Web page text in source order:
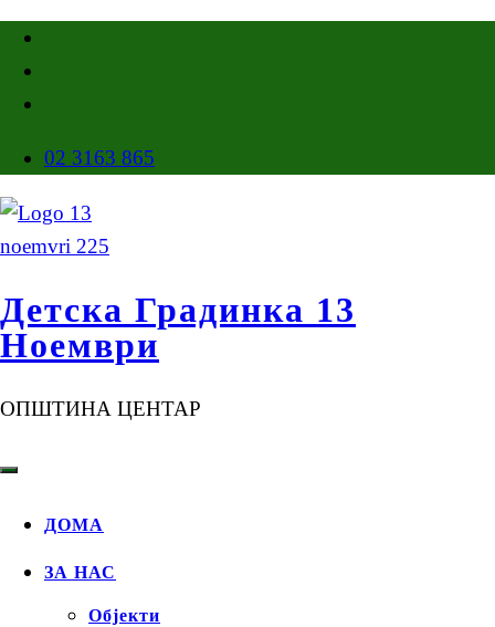
02 3163 865
Детска Градинка 13
Ноември
ОПШТИНА ЦЕНТАР
ДОМА
ЗА НАС
Објекти